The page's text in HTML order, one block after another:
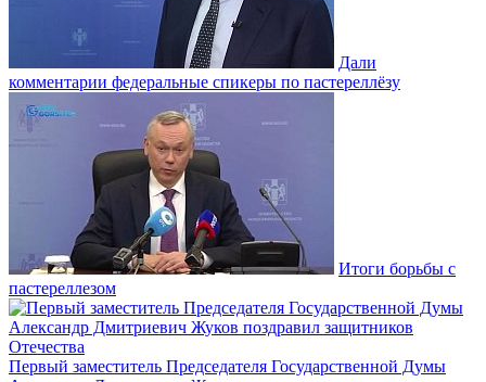
Дали
комментарии федеральные спикеры по пастереллёзу
Итоги борьбы с
пастереллезом
Первый заместитель Председателя Государственной Думы